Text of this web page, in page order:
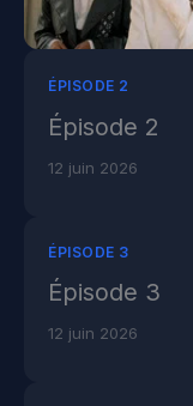
ÉPISODE 2
Épisode 2
12 juin 2026
ÉPISODE 3
Épisode 3
12 juin 2026